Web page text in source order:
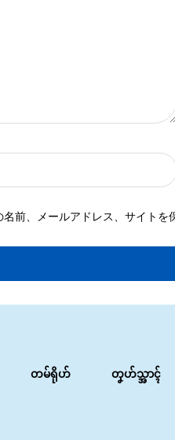
前、メールアドレス、サイトを
တမ်ရိုဟ် တၞဟ်သ္အာၚ်